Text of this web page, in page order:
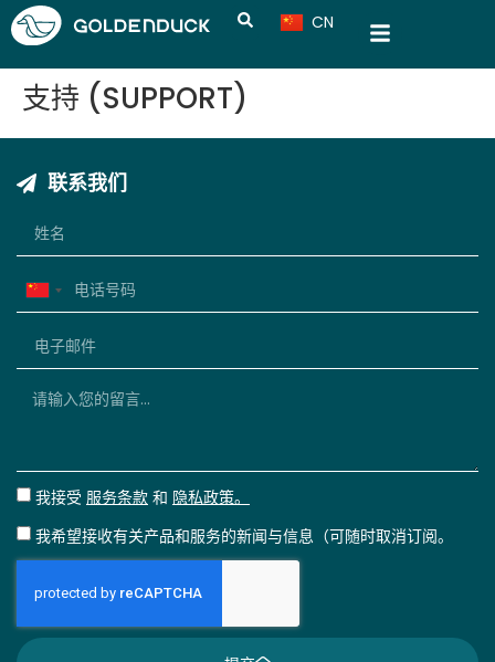
CN
VN
支持 (SUPPORT)
联系我们
China
我接受 服务条款 和 隐私政策。
我希望接收有关产品和服务的新闻与信息（可随时取消订阅。